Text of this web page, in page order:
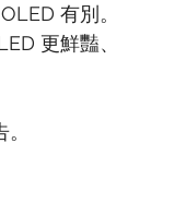
有別。
更鮮豔、